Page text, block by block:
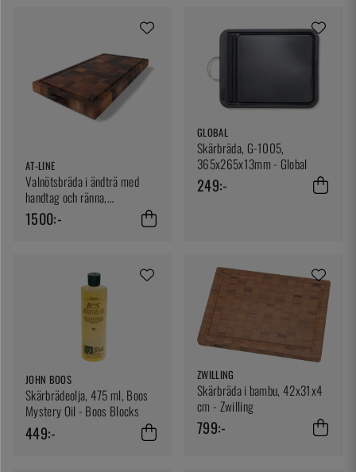
AT-LINE
Valnötsbräda i ändträ med
handtag och ränna,
450x250x40mm - AT-Line
1500:-
GLOBAL
Skärbräda, G-1005,
365x265x13mm - Global
249:-
JOHN BOOS
Skärbrädeolja, 475 ml, Boos
Mystery Oil - Boos Blocks
449:-
ZWILLING
Skärbräda i bambu, 42x31x4
cm - Zwilling
799:-